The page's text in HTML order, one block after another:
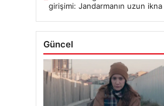
girişimi: Jandarmanın uzun ikna
Güncel